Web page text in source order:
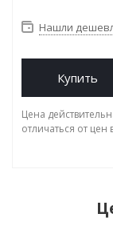
Нашли
Купить
Цена
отличаться от